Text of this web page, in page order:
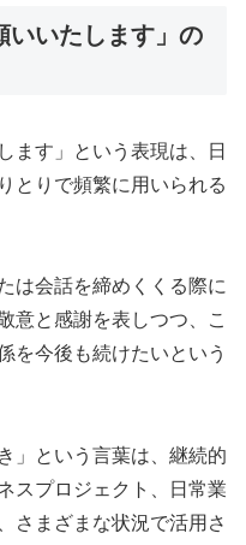
いいたします」の
ます」という表現は、日
とりで頻繁に用いられる
は会話を締めくくる際に
意と感謝を表しつつ、こ
を今後も続けたいという
」という言葉は、継続的
スプロジェクト、日常業
さまざまな状況で活用さ